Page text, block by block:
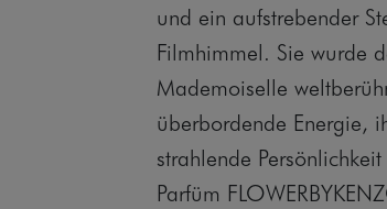
und ein aufstrebender
Filmhimmel. Sie wurde
Mademoiselle
überbordende Energie,
strahlende
Parfüm